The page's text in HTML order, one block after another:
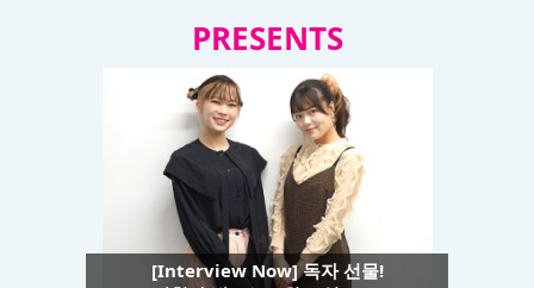
PRESENTS
[Interview Now] 독자 선물!